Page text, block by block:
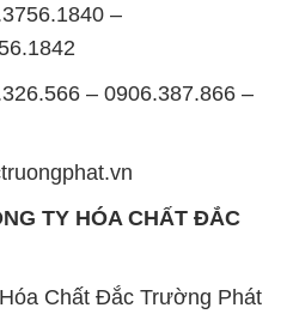
–
– 0906.387.866 –
TY HÓA CHẤT ĐẮC
Chất Đắc Trường Phát